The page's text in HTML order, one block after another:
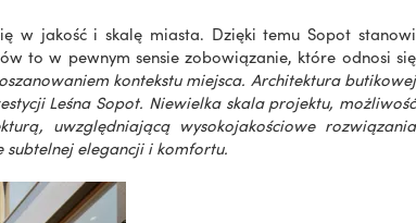
w jakość i skalę miasta. Dzięki temu Sopot stanowi
to w pewnym sensie zobowiązanie, które odnosi się
kontekstu miejsca. Architektura butikowej
Leśna Sopot. Niewielka skala projektu, możliwość
uwzględniającą wysokojakościowe rozwiązania
subtelnej elegancji i komfortu.